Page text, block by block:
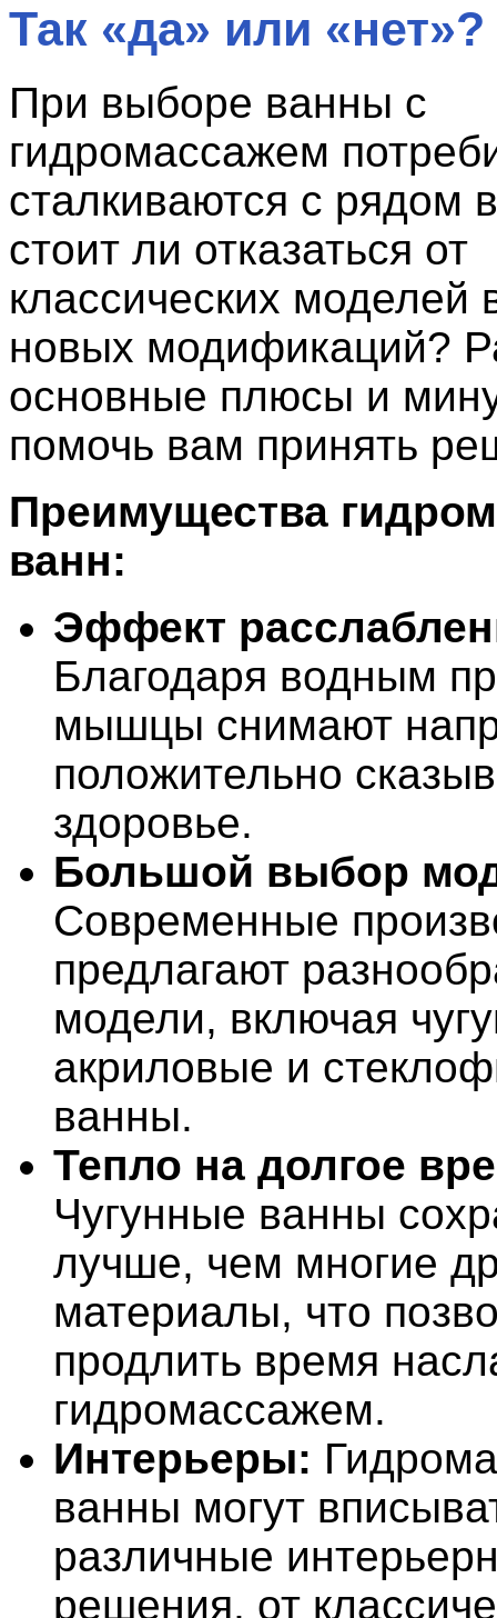
Так «да» или «нет»?
При выборе ванны с
гидромассажем
сталкиваются с рядом
стоит ли отказаться от
классических моделей
новых модификаций?
основные плюсы и
помочь вам принять
Преимущества
ванн:
Эффект
Благодаря водным
мышцы снимают
положительно
здоровье.
Большой выбор
Современные
предлагают
модели, включая
акриловые и
ванны.
Тепло на долгое
Чугунные ванны
лучше, чем многие
материалы, что
продлить время
гидромассажем.
Интерьеры:
ванны могут
различные
решения, от